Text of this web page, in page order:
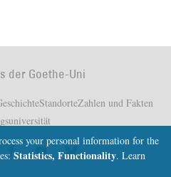
der Goethe-Uni
StandorteZahlen und Fakten
your personal information for the
Statistics, Functionality. Learn